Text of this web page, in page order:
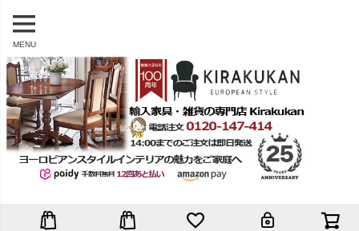
MENU